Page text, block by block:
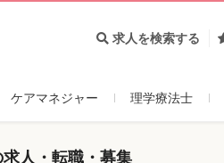
求人を検索する
ケアマネジャー 理学療法士
人・転職・募集